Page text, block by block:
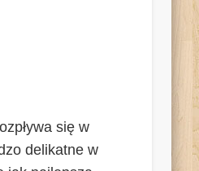
się w
delikatne w